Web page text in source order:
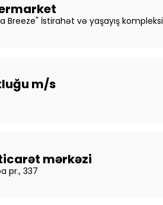
Breeze" İstirahət və yaşayış kompleksi
m/s
mərkəzi
pr., 337